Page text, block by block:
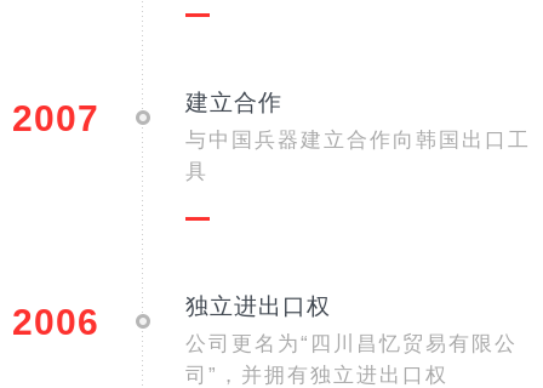
2007 建立合作
与中国兵器建立合作向韩国出口工
具
2006 独立进出口权
公司更名为“四川昌忆贸易有限公
司”，并拥有独立进出口权